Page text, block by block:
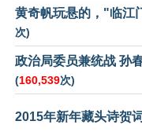
黄奇帆玩悬的，"临江
次)
政治局委员兼统战 孙
(160,539次)
2015年新年藏头诗贺词